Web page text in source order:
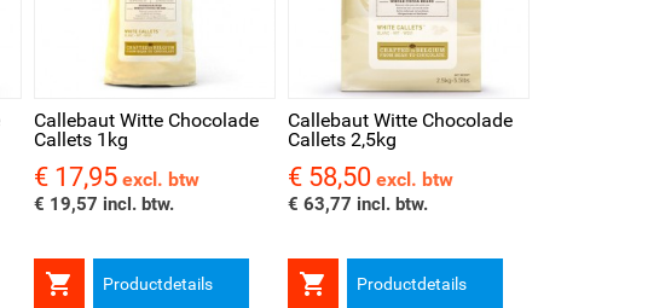
Callebaut Witte Chocolade
Callets 1kg
Prijs
€ 17,95 excl. btw
€ 19,57 incl. btw.
 Productdetails
Snel bekijken
Callebaut Witte Chocolade
Callets 2,5kg
Prijs
€ 58,50 excl. btw
€ 63,77 incl. btw.
 Productdetails